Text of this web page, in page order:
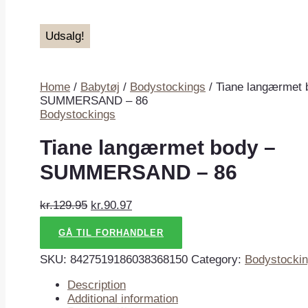
Udsalg!
Home / Babytøj / Bodystockings / Tiane langærmet
SUMMERSAND – 86
Bodystockings
Tiane langærmet body –
SUMMERSAND – 86
kr.129.95 kr.90.97
GÅ TIL FORHANDLER
SKU: 8427519186038368150 Category:
Description
Additional information